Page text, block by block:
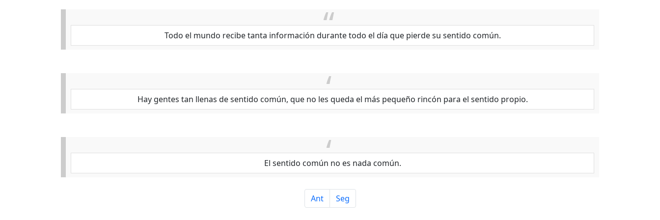
Todo el mundo recibe tanta información durante todo el día que pierde su sentido común.
Hay gentes tan llenas de sentido común, que no les queda el más pequeño rincón para el sentido propio.
El sentido común no es nada común.
Ant Seg